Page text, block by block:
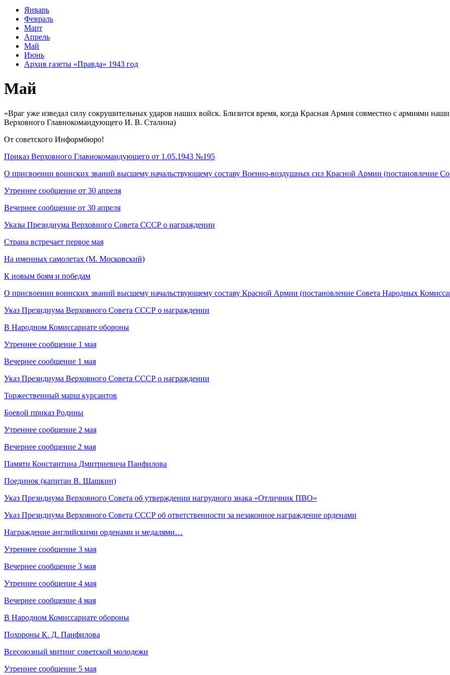
Январь
Февраль
Март
Апрель
Май
Июнь
Архив газеты «Правда» 1943 год
Май
«Враг уже изведал силу сокрушительных ударов наших войск. Близится время, когда Красная Армия совместно с армиями
Верховного Главнокомандующего И. В. Сталина)
От советского Информбюро!
Приказ Верховного Главнокомандующего от 1.05.1943 №195
О присвоении воинских званий высшему начальствующему составу Военно-воздушных сил Красной Армии (постановление
Утреннее сообщение от 30 апреля
Вечернее сообщение от 30 апреля
Указы Президиума Верховного Совета СССР о награждении
Страна встречает первое мая
На именных самолетах (М. Московский)
К новым боям и победам
О присвоении воинских званий высшему начальствующему составу Красной Армии (постановление Совета Народных
Указ Президиума Верховного Совета СССР о награждении
В Народном Комиссариате обороны
Утреннее сообщение 1 мая
Вечернее сообщение 1 мая
Указ Президиума Верховного Совета СССР о награждении
Торжественный марш курсантов
Боевой приказ Родины
Утреннее сообщение 2 мая
Вечернее сообщение 2 мая
Памяти Константина Дмитриевича Панфилова
Поединок (капитан В. Шашкин)
Указ Президиума Верховного Совета об утверждении нагрудного знака «Отличник ПВО»
Указ Президиума Верховного Совета СССР об ответственности за незаконное награждение орденами
Награждение английскими орденами и медалями…
Утреннее сообщение 3 мая
Вечернее сообщение 3 мая
Утреннее сообщение 4 мая
Вечернее сообщение 4 мая
В Народном Комиссариате обороны
Похороны К. Д. Панфилова
Всесоюзный митинг советской молодежи
Утреннее сообщение 5 мая